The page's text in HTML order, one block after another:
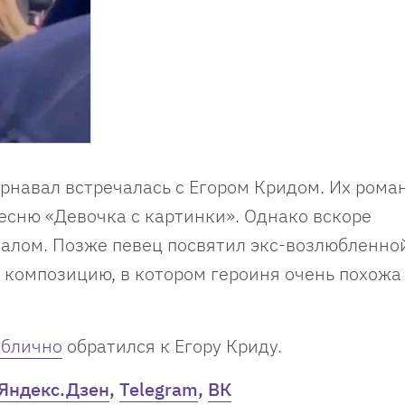
встречалась с Егором Кридом. Их
«Девочка с картинки». Однако вскоре
Позже певец посвятил экс-
в котором героиня очень
обратился к Егору Криду.
, Telegram, ВК